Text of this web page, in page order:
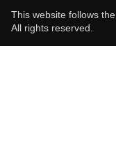
This website follows the
All rights reserved.